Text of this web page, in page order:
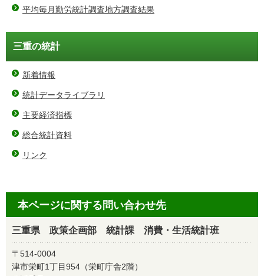
平均毎月勤労統計調査地方調査結果
三重の統計
新着情報
統計データライブラリ
主要経済指標
総合統計資料
リンク
本ページに関する問い合わせ先
三重県 政策企画部 統計課 消費・生活統計班
〒514-0004
津市栄町1丁目954（栄町庁舎2階）